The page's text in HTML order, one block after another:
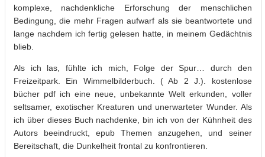
komplexe, nachdenkliche Erforschung der menschlichen
Bedingung, die mehr Fragen aufwarf als sie beantwortete und
lange nachdem ich fertig gelesen hatte, in meinem Gedächtnis
blieb.
Als ich las, fühlte ich mich, Folge der Spur… durch den
Freizeitpark. Ein Wimmelbilderbuch. ( Ab 2 J.). kostenlose
bücher pdf ich eine neue, unbekannte Welt erkunden, voller
seltsamer, exotischer Kreaturen und unerwarteter Wunder. Als
ich über dieses Buch nachdenke, bin ich von der Kühnheit des
Autors beeindruckt, epub Themen anzugehen, und seiner
Bereitschaft, die Dunkelheit frontal zu konfrontieren.